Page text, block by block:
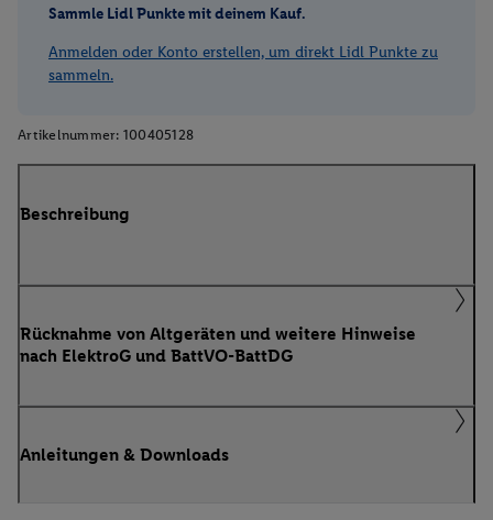
Sammle Lidl Punkte mit deinem Kauf.
Anmelden oder Konto erstellen, um direkt Lidl Punkte zu
sammeln.
Artikelnummer: 100405128
Beschreibung
Rücknahme von Altgeräten und weitere Hinweise
nach ElektroG und BattVO-BattDG
Anleitungen & Downloads